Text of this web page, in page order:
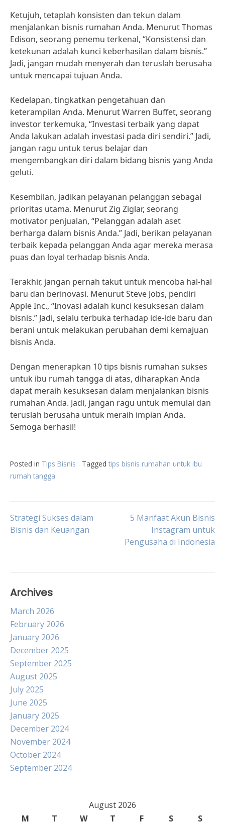
Ketujuh, tetaplah konsisten dan tekun dalam
menjalankan bisnis rumahan Anda. Menurut Thomas
Edison, seorang penemu terkenal, “Konsistensi dan
ketekunan adalah kunci keberhasilan dalam bisnis.”
Jadi, jangan mudah menyerah dan teruslah berusaha
untuk mencapai tujuan Anda.
Kedelapan, tingkatkan pengetahuan dan
keterampilan Anda. Menurut Warren Buffet, seorang
investor terkemuka, “Investasi terbaik yang dapat
Anda lakukan adalah investasi pada diri sendiri.” Jadi,
jangan ragu untuk terus belajar dan
mengembangkan diri dalam bidang bisnis yang Anda
geluti.
Kesembilan, jadikan pelayanan pelanggan sebagai
prioritas utama. Menurut Zig Ziglar, seorang
motivator penjualan, “Pelanggan adalah aset
berharga dalam bisnis Anda.” Jadi, berikan pelayanan
terbaik kepada pelanggan Anda agar mereka merasa
puas dan loyal terhadap bisnis Anda.
Terakhir, jangan pernah takut untuk mencoba hal-hal
baru dan berinovasi. Menurut Steve Jobs, pendiri
Apple Inc., “Inovasi adalah kunci kesuksesan dalam
bisnis.” Jadi, selalu terbuka terhadap ide-ide baru dan
berani untuk melakukan perubahan demi kemajuan
bisnis Anda.
Dengan menerapkan 10 tips bisnis rumahan sukses
untuk ibu rumah tangga di atas, diharapkan Anda
dapat meraih kesuksesan dalam menjalankan bisnis
rumahan Anda. Jadi, jangan ragu untuk memulai dan
teruslah berusaha untuk meraih impian Anda.
Semoga berhasil!
Posted in Tips Bisnis Tagged tips bisnis rumahan untuk ibu
rumah tangga
Post
Strategi Sukses dalam
Bisnis dan Keuangan
5 Manfaat Akun Bisnis
Instagram untuk
Pengusaha di Indonesia
Archives
March 2026
February 2026
January 2026
December 2025
September 2025
August 2025
July 2025
June 2025
January 2025
December 2024
November 2024
October 2024
September 2024
August 2026
M
T W T F S S